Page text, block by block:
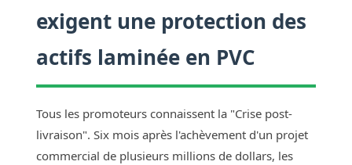
exigent une protection des
actifs laminée en PVC
Tous les promoteurs connaissent la "Crise post-
livraison". Six mois après l'achèvement d'un projet
commercial de plusieurs millions de dollars, les